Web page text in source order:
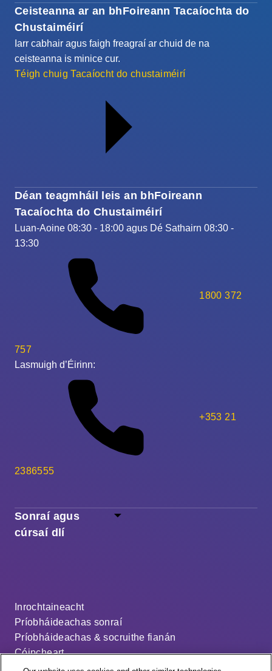
Sonraí agus
cúrsaí dlí
Inrochtaineacht
Príobháideachas sonraí
Príobháideachas & socruithe fianán
Cóipcheart
Séanadh
Ceisteanna ar an bhFoireann Tacaíochta do
Chustaiméirí
Iarr cabhair agus faigh freagraí ar chuid de na
ceisteanna is minice cur.
Téigh chuig Tacaíocht do chustaiméirí
Déan teagmháil leis an bhFoireann
Tacaíochta do Chustaiméirí
Luan-Aoine 08:30 - 18:00 agus Dé Sathairn 08:30 -
13:30
1800 372
757
Lasmuigh d’Éirinn:
+353 21
2386555